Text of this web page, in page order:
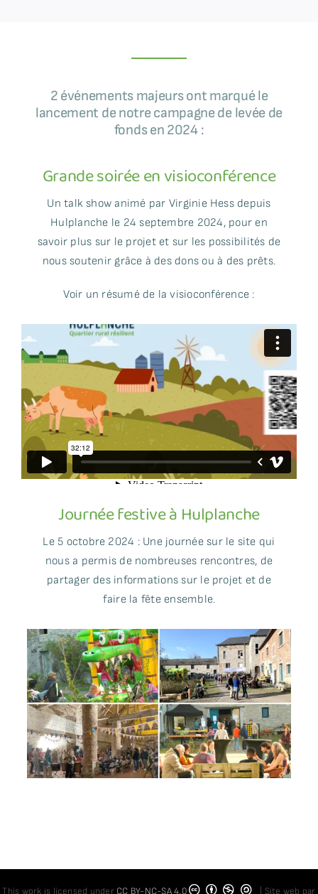
2 événements majeurs ont marqué le
lancement de notre campagne de levée de
fonds en 2024 :
Grande soirée en visioconférence
Un talk show animé par Virginie Hess depuis
Hulplanche le 24 septembre 2024, pour en
savoir plus sur le projet et sur les possibilités de
nous soutenir grâce à des dons ou à des prêts.
Voir un résumé de la visioconférence :
Journée festive à Hulplanche
Le 5 octobre 2024 : Une journée sur le site qui
nous a permis de nombreuses rencontres, de
partager des informations sur le projet et de
faire la fête ensemble.
This work is licensed under CC BY-NC-SA 4.0 | Site web par